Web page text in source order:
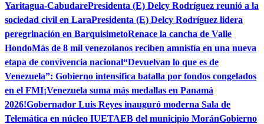
Yaritagua-CabudarePresidenta (E) Delcy Rodríguez reunió a la
sociedad civil en LaraPresidenta (E) Delcy Rodríguez lidera
peregrinación en BarquisimetoRenace la cancha de Valle
HondoMás de 8 mil venezolanos reciben amnistía en una nueva
etapa de convivencia nacional“Devuelvan lo que es de
Venezuela”: Gobierno intensifica batalla por fondos congelados
en el FMI¡Venezuela suma más medallas en Panamá
2026!Gobernador Luis Reyes inauguró moderna Sala de
Telemática en núcleo IUETAEB del municipio MoránGobierno